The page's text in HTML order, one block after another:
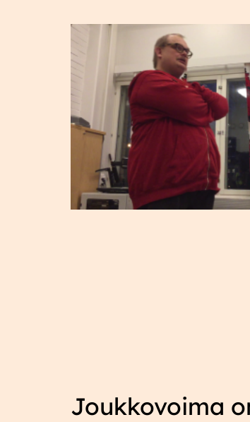
Joukkovoima